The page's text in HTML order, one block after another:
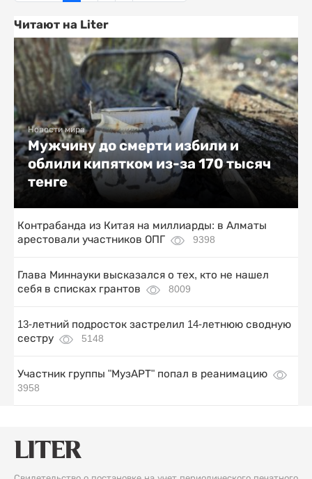
Читают на Liter
Новости мира
Мужчину до смерти избили и
облили кипятком из-за 170 тысяч
тенге
Контрабанда из Китая на миллиарды: в Алматы
арестовали участников ОПГ
9398
Глава Миннауки высказался о тех, кто не нашел
себя в списках грантов
8009
13-летний подросток застрелил 14-летнюю сводную
сестру
5148
Участник группы "МузАРТ" попал в реанимацию
3958